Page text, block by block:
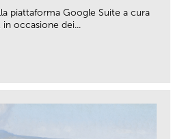
piattaforma Google Suite a cura
in occasione dei...